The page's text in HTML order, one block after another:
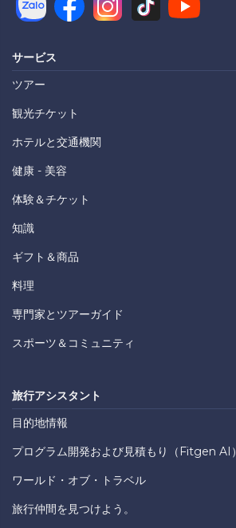
サービス
ツアー
観光チケット
ホテルと交通機関
健康 - 美容
体験＆チケット
知識
ギフト＆商品
料理
専門家とツアーガイド
スポーツ＆コミュニティ
旅行アシスタント
目的地情報
プログラム開発および見積もり（Fitgen AI）
ワールド・オブ・トラベル
旅行仲間を見つけよう。